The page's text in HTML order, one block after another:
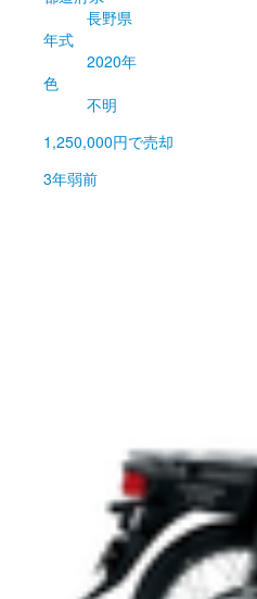
長野県
年式
2020年
色
不明
1,250,000円で売却
3年弱前